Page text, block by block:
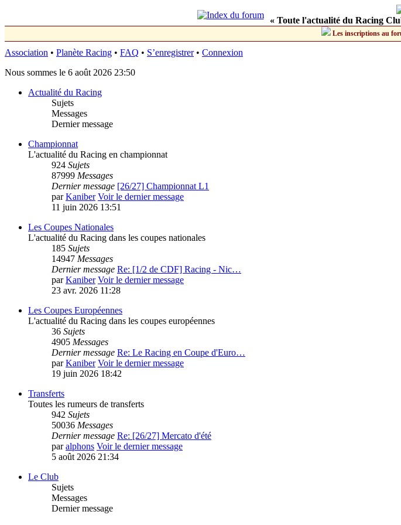
« Toute l'actualité du Racing
Les inscriptions au
Association • Planète Racing • FAQ • S’enregistrer• Connexion
Nous sommes le 6 août 2026 23:50
Actualité du Racing
Sujets
Messages
Dernier message
Championnat
L'actualité du Racing en championnat
924 Sujets
87999 Messages
Dernier message [26/27] Championnat L1
parKaniber Voir le dernier message
11 juin 2026 13:51
Les Coupes Nationales
L'actualité du Racing dans les coupes nationales
185 Sujets
14947 Messages
Dernier message Re: [1/2 de CDF] Racing - Nic…
parKaniber Voir le dernier message
23 avr. 2026 11:28
Les Coupes Européennes
L'actualité du Racing dans les coupes européennes
36 Sujets
4905 Messages
Dernier message Re: Le Racing en Coupe d'Euro…
parKaniber Voir le dernier message
19 juin 2026 18:42
Transferts
Toutes les rumeurs de transferts
942 Sujets
50036 Messages
Dernier message Re: [26/27] Mercato d'été
paralphons Voir le dernier message
5 août 2026 21:34
Le Club
Sujets
Messages
Dernier message